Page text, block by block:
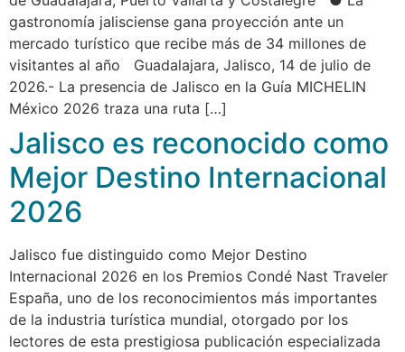
gastronomía jalisciense gana proyección ante un
mercado turístico que recibe más de 34 millones de
visitantes al año Guadalajara, Jalisco, 14 de julio de
2026.- La presencia de Jalisco en la Guía MICHELIN
México 2026 traza una ruta […]
Jalisco es reconocido como
Mejor Destino Internacional
2026
Jalisco fue distinguido como Mejor Destino
Internacional 2026 en los Premios Condé Nast Traveler
España, uno de los reconocimientos más importantes
de la industria turística mundial, otorgado por los
lectores de esta prestigiosa publicación especializada